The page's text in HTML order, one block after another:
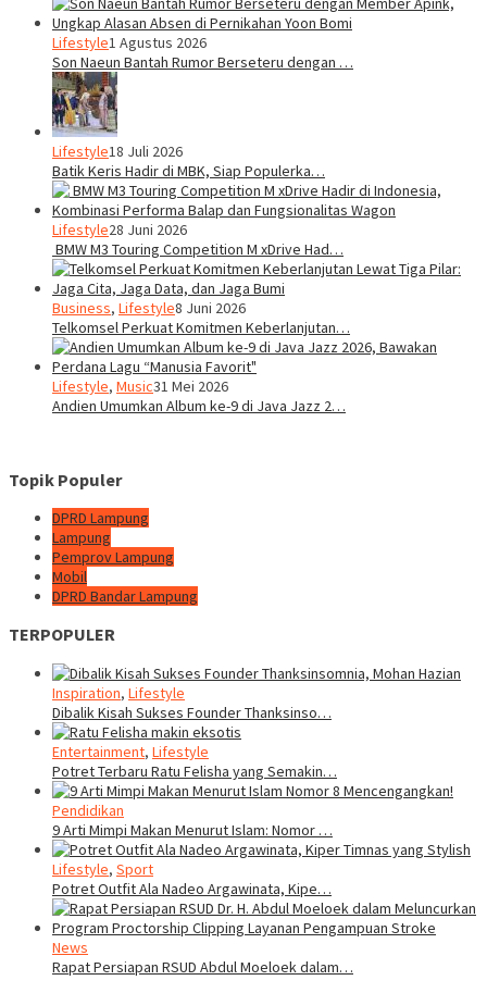
Lifestyle1 Agustus 2026
Son Naeun Bantah Rumor Berseteru dengan …
Lifestyle18 Juli 2026
Batik Keris Hadir di MBK, Siap Populerka…
Lifestyle28 Juni 2026
BMW M3 Touring Competition M xDrive Had…
Business, Lifestyle8 Juni 2026
Telkomsel Perkuat Komitmen Keberlanjutan…
Lifestyle, Music31 Mei 2026
Andien Umumkan Album ke-9 di Java Jazz 2…
Topik Populer
DPRD Lampung
Lampung
Pemprov Lampung
Mobil
DPRD Bandar Lampung
TERPOPULER
Inspiration, Lifestyle
Dibalik Kisah Sukses Founder Thanksinso…
Entertainment, Lifestyle
Potret Terbaru Ratu Felisha yang Semakin…
Pendidikan
9 Arti Mimpi Makan Menurut Islam: Nomor …
Lifestyle, Sport
Potret Outfit Ala Nadeo Argawinata, Kipe…
News
Rapat Persiapan RSUD Abdul Moeloek dalam…